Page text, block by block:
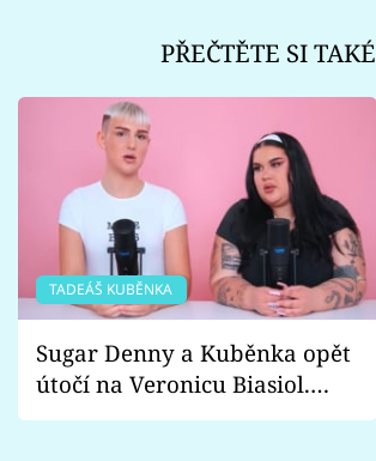
PŘEČTĚTE SI TAKÉ
TADEÁŠ KUBĚNKA
Sugar Denny a Kuběnka opět
útočí na Veronicu Biasiol.
Proč je podle nich falešná a